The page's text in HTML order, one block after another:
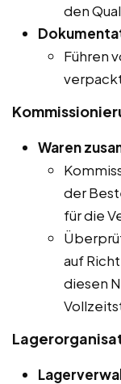
den
Führen
Waren
der
für die
auf
diesen